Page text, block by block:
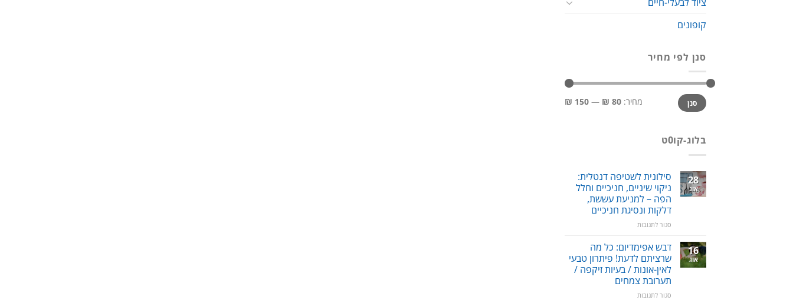
קופונים
סנן לפי מחיר
מחיר
מינימלי
מחיר
מקסימלי
סנן מחיר: 80 ₪
—
150 ₪
בלוג-קו0ט
28
אוג
סילונית לשטיפה דנטלית:
ניקוי שיניים, חניכיים וחלל
הפה – למניעת עששת,
דלקות ונסיגת חניכיים
סגור לתגובותעל
לשטיפה
דנטלית:
ניקוי
שיניים,
חניכיים
וחלל
16
אוג
דבש אפימדיום: כל מה
שרציתם לדעת! פיתרון טבעי
לאין-אונות / בעיות זיקפה /
תערובת צמחים
סגור לתגובותעל